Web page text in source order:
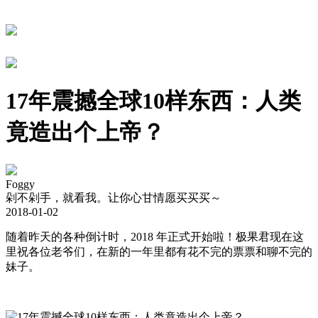
17年震撼全球10样东西：人类
竟造出个上帝？
Foggy
剁不剁手，就看我。让你心甘情愿买买买～
2018-01-02
随着昨天的各种倒计时，2018 年正式开始啦！极果君现在这
里祝各位老爷们，在新的一年里都有花不完的票票和聊不完的
妹子。